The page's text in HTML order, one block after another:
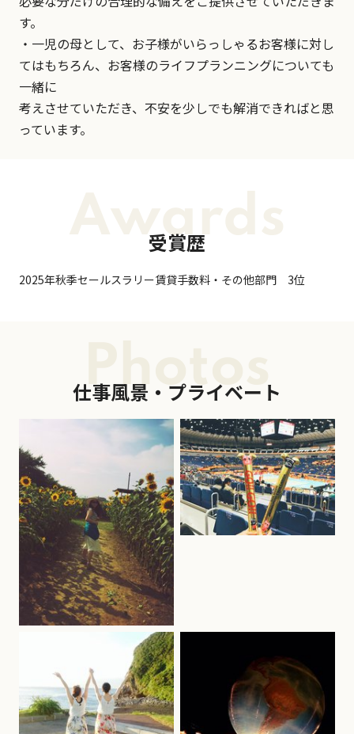
す。
・一児の母として、お子様がいらっしゃるお客様に対し
てはもちろん、お客様のライフプランニングについても
一緒に
考えさせていただき、不安を少しでも解消できればと思
っています。
Awards
受賞歴
2025年秋季セールスラリー賃貸手数料・その他部門 3位
Photos
仕事風景・プライベート